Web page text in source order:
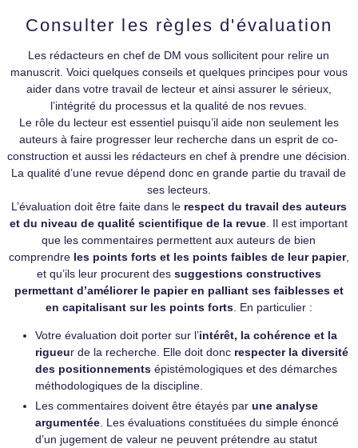
Consulter les règles d'évaluation
Les rédacteurs en chef de DM vous sollicitent pour relire un
manuscrit. Voici quelques conseils et quelques principes pour vous
aider dans votre travail de lecteur et ainsi assurer le sérieux,
l’intégrité du processus et la qualité de nos revues.
Le rôle du lecteur est essentiel puisqu’il aide non seulement les
auteurs à faire progresser leur recherche dans un esprit de co-
construction et aussi les rédacteurs en chef à prendre une décision.
La qualité d’une revue dépend donc en grande partie du travail de
ses lecteurs.
L’évaluation doit être faite dans le respect du travail des auteurs
et du niveau de qualité scientifique de la revue . Il est important
que les commentaires permettent aux auteurs de bien
comprendre les points forts et les points faibles de leur papier,
et qu’ils leur procurent des suggestions constructives
permettant d’améliorer le papier en palliant ses faiblesses et
en capitalisant sur les points forts. En particulier :
Votre évaluation doit porter sur l’intérêt, la cohérence et la
rigueur de la recherche. Elle doit donc respecter la diversité
des positionnements épistémologiques et des démarches
méthodologiques de la discipline.
Les commentaires doivent être étayés par une analyse
argumentée. Les évaluations constituées du simple énoncé
d’un jugement de valeur ne peuvent prétendre au statut